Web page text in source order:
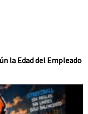
la Edad del Empleado